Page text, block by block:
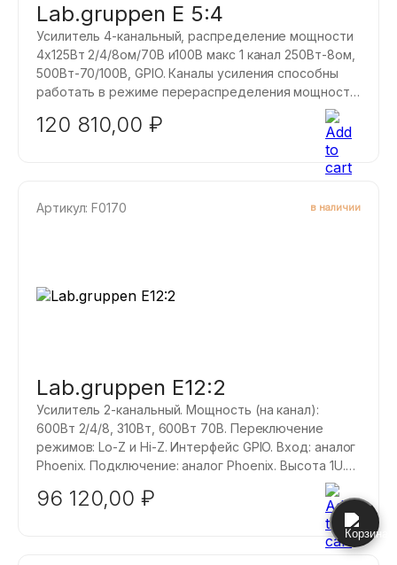
Lab.gruppen E 5:4
Усилитель 4-канальный, распределение мощности
4x125Вт 2/4/8ом/70В и100В макс 1 канал 250Вт-8ом,
500Вт-70/100В, GPIO. Каналы усиления способны
работать в режиме перераспределения мощности.
Это означает, что имеется номинальная мощность,
которая одинакова для всех каналов усилителя, но
также имеется максимальная мощность, которую
120 810,00 ₽
Артикул: F0170 в наличии
Lab.gruppen E12:2
Усилитель 2-канальный. Мощность (на канал):
600Вт 2/4/8, 310Вт, 600Вт 70В. Переключение
режимов: Lo-Z и Hi-Z. Интерфейс GPIO. Вход: аналог
Phoenix. Подключение: аналог Phoenix. Высота 1U.
Вес 4,1кг Каналы усиления способны работать в
режиме перераспределения мощности. Это
означает, что имеется номинальная мощность,
которая одинакова для всех каналов усилителя, но
также имеется максимальная мощность, которую
96 120,00 ₽